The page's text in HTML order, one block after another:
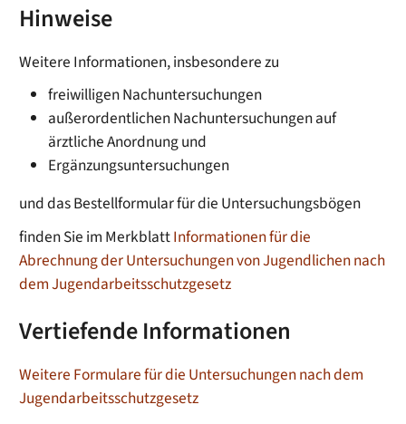
Hinweise
Weitere Informationen, insbesondere zu
freiwilligen Nachuntersuchungen
außerordentlichen Nachuntersuchungen auf
ärztliche Anordnung und
Ergänzungsuntersuchungen
und das Bestellformular für die Untersuchungsbögen
finden Sie im MerkblattInformationen für die
Abrechnung der Untersuchungen von Jugendlichen nach
dem Jugendarbeitsschutzgesetz
Vertiefende Informationen
Weitere Formulare für die Untersuchungen nach dem
Jugendarbeitsschutzgesetz